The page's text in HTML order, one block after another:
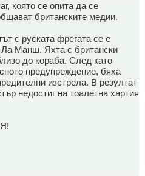
която се опита да се
британските медии.
с руската фрегата се е
Манш. Яхта с британски
до кораба. След като
предупреждение, бяха
изстрела. В резултат
недостиг на тоалетна хартия